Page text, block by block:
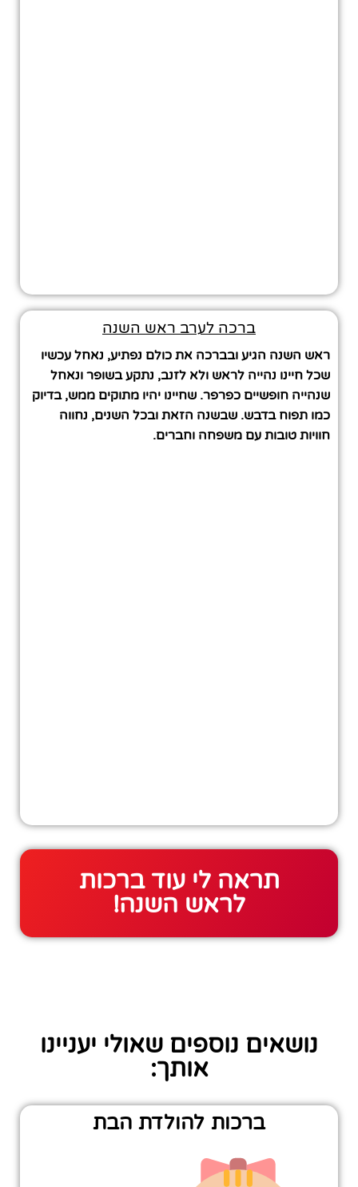
ברכה לערב ראש השנה
ראש השנה הגיע ובברכה את כולם נפתיע, נאחל עכשיו
שכל חיינו נהייה לראש ולא לזנב, נתקע בשופר ונאחל
שנהייה חופשיים כפרפר. שחיינו יהיו מתוקים ממש, בדיוק
כמו תפוח בדבש. שבשנה הזאת ובכל השנים, נחווה
חוויות טובות עם משפחה וחברים.
תראה לי עוד ברכות
לראש השנה!
נושאים נוספים שאולי יעניינו
אותך:
ברכות להולדת הבת